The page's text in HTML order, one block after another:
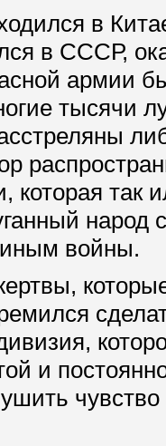
в
в СССР,
армии
тысячи
так
войны.
и